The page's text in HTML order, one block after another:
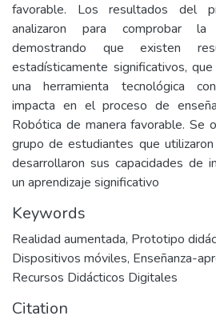
favorable. Los resultados del
analizaron para comprobar la
demostrando que existen
estadísticamente significativos,
una herramienta tecnológica
impacta en el proceso de
Robótica de manera favorable. Se
grupo de estudiantes que
desarrollaron sus capacidades de
un aprendizaje significativo
Keywords
Realidad aumentada, Prototipo
Dispositivos móviles, Enseñanza-
Recursos Didácticos Digitales
Citation